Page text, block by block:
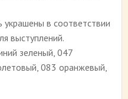
в соответствии
выступлений.
зеленый, 047
083 оранжевый,